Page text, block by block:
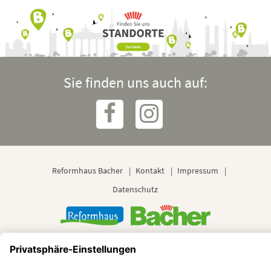
Sie finden uns auch auf:
Reformhaus Bacher Kontakt
Impressum
Datenschutz